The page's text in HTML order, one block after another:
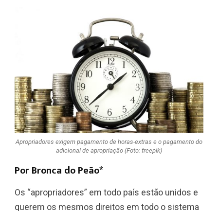
Apropriadores exigem pagamento de horas-extras e o pagamento do
adicional de apropriação (Foto: freepik)
Por Bronca do Peão*
Os “apropriadores” em todo país estão unidos e
querem os mesmos direitos em todo o sistema